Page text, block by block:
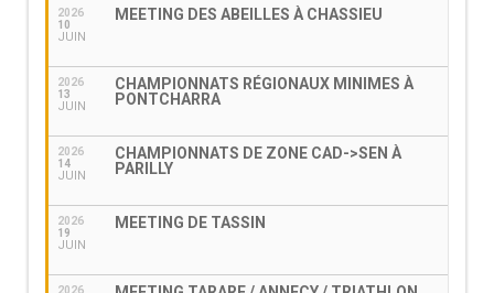
2026
10
JUIN
MEETING DES ABEILLES À CHASSIEU
2026
13
JUIN
CHAMPIONNATS RÉGIONAUX MINIMES À
PONTCHARRA
2026
14
JUIN
CHAMPIONNATS DE ZONE CAD->SEN À
PARILLY
2026
19
JUIN
MEETING DE TASSIN
2026